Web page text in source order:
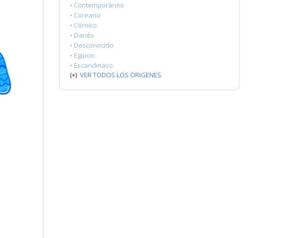
• Contemporáneo
• Coreano
• Córnico
• Danés
• Desconocido
• Egipcio
• Escandinavo
(+) VER TODOS LOS ORIGENES